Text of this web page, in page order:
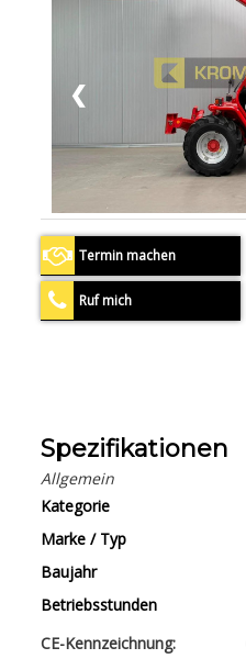
❮
Termin machen
Ruf mich
Spezifikationen
Allgemein
Kategorie
Marke / Typ
Baujahr
Betriebsstunden
CE-Kennzeichnung: